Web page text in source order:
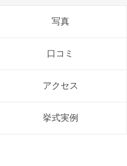
写真
口コミ
アクセス
挙式実例